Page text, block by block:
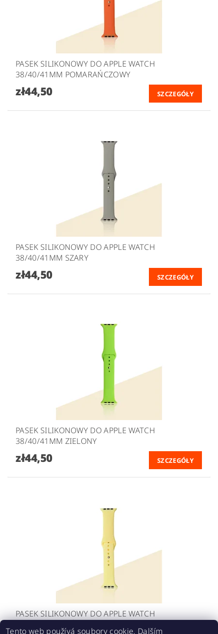
PASEK SILIKONOWY DO APPLE WATCH
38/40/41MM POMARAŃCZOWY
zł44,50 SZCZEGÓŁY
PASEK SILIKONOWY DO APPLE WATCH
38/40/41MM SZARY
zł44,50 SZCZEGÓŁY
PASEK SILIKONOWY DO APPLE WATCH
38/40/41MM ZIELONY
zł44,50 SZCZEGÓŁY
PASEK SILIKONOWY DO APPLE WATCH
Tento web používá soubory cookie. Dalším